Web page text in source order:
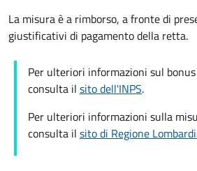
La misura è a rimborso, a fronte di
giustificativi di pagamento della retta.
Per ulteriori informazioni sul bonus
consulta il sito dell'INPS.
Per ulteriori informazioni sulla
consulta il sito di Regione